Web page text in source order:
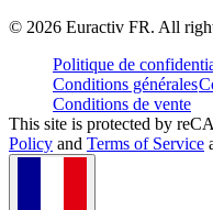
© 2026 Euractiv FR. All
Politique de
Conditions générales
Conditions de vente
This site is protected by
Policy and Terms of Service